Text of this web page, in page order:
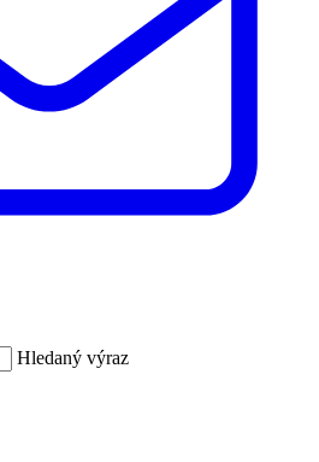
Hledaný výraz